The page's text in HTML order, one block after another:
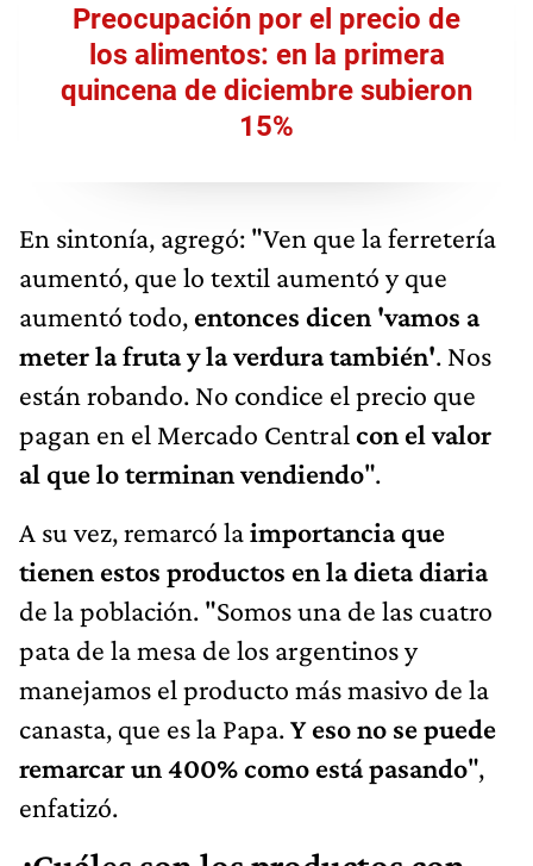
Preocupación por el precio de
los alimentos: en la primera
quincena de diciembre subieron
15%
En sintonía, agregó: "Ven que la ferretería
aumentó, que lo textil aumentó y que
aumentó todo, entonces dicen 'vamos a
meter la fruta y la verdura también'. Nos
están robando. No condice el precio que
pagan en el Mercado Central con el valor
al que lo terminan vendiendo".
A su vez, remarcó laimportancia que
tienen estos productos en la dieta diaria
de la población. "Somos una de las cuatro
pata de la mesa de los argentinos y
manejamos el producto más masivo de la
canasta, que es la Papa.Y eso no se puede
remarcar un 400% como está pasando",
enfatizó.